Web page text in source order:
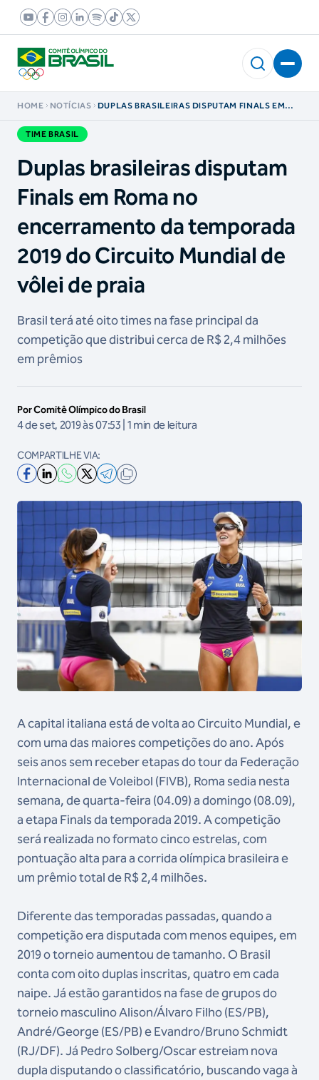
HOME NOTÍCIAS
DUPLAS BRASILEIRAS DISPUTAM FINALS EM
TIME BRASIL
Duplas brasileiras disputam
Finals em Roma no
encerramento da temporada
2019 do Circuito Mundial de
vôlei de praia
Brasil terá até oito times na fase principal da
competição que distribui cerca de R$ 2,4 milhões
em prêmios
Por Comitê Olímpico do Brasil
4 de set, 2019 às 07:53 | 1 min de leitura
COMPARTILHE VIA:
A capital italiana está de volta ao Circuito Mundial, e
com uma das maiores competições do ano. Após
seis anos sem receber etapas do tour da Federação
Internacional de Voleibol (FIVB), Roma sedia nesta
semana, de quarta-feira (04.09) a domingo (08.09),
a etapa Finals da temporada 2019. A competição
será realizada no formato cinco estrelas, com
pontuação alta para a corrida olímpica brasileira e
um prêmio total de R$ 2,4 milhões.
Diferente das temporadas passadas, quando a
competição era disputada com menos equipes, em
2019 o torneio aumentou de tamanho. O Brasil
conta com oito duplas inscritas, quatro em cada
naipe. Já estão garantidos na fase de grupos do
torneio masculino Alison/Álvaro Filho (ES/PB),
André/George (ES/PB) e Evandro/Bruno Schmidt
(RJ/DF). Já Pedro Solberg/Oscar estreiam nova
dupla disputando o classificatório, buscando vaga à